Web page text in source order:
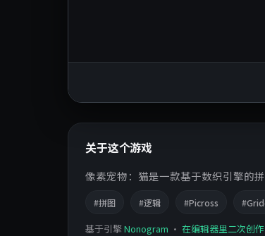
关于这个游戏
像素宠物：猫是一款基于数织引擎的
#拼图 #逻辑 #Picross
基于引擎Nonogram · 在编辑器里二次创作